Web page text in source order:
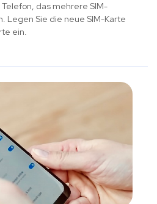
das mehrere SIM-
Legen Sie die neue SIM-Karte
ein.